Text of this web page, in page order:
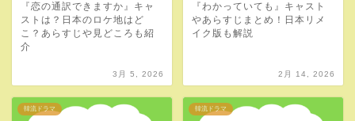
『恋の通訳できますか』キャ
ストは？日本のロケ地はど
こ？あらすじや見どころも紹
介
3月 5, 2026
『わかっていても』キャスト
やあらすじまとめ！日本リメ
イク版も解説
2月 14, 2026
韓流ドラマ 韓流ドラマ